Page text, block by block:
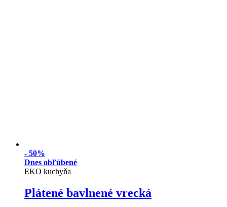
- 50%
Dnes obľúbené
EKO kuchyňa
Plátené bavlnené vrecká